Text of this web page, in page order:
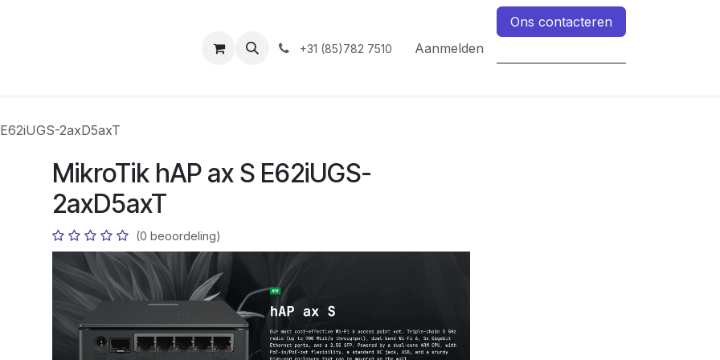
+31 (85)782 7510 Aanmelden
Ons contacteren
2axD5axT
MikroTik hAP ax S E62iUGS-
2axD5axT
(0 beoordeling)